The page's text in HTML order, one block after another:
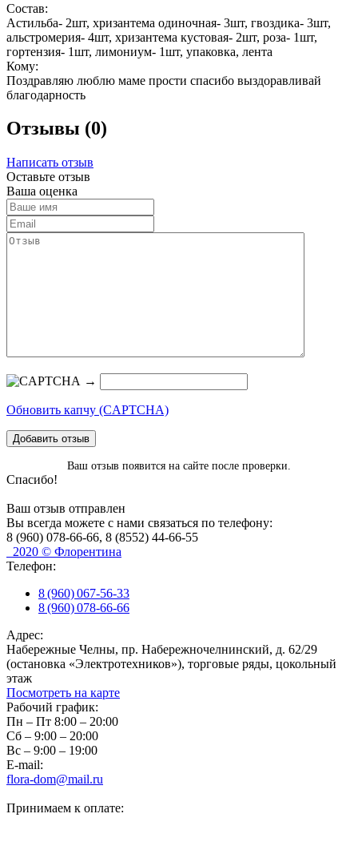
Состав:
Астильба- 2шт, хризантема одиночная- 3шт, гвоздика- 3шт,
альстромерия- 4шт, хризантема кустовая- 2шт, роза- 1шт,
гортензия- 1шт, лимониум- 1шт, упаковка, лента
Кому:
Поздравляю люблю маме прости спасибо выздоравливай
благодарность
Отзывы (0)
Написать отзыв
Оставьте отзыв
Ваша оценка
→
Обновить капчу (CAPTCHA)
Добавить отзыв
Ваш отзыв появится на сайте после проверки.
Спасибо!
Ваш отзыв отправлен
Вы всегда можете с нами связаться по телефону:
8 (960) 078-66-66, 8 (8552) 44-66-55
2020 © Флорентина
Телефон:
8 (960) 067-56-33
8 (960) 078-66-66
Адрес:
Набережные Челны, пр. Набережночелнинский, д. 62/29
(остановка «Электротехников»), торговые ряды, цокольный
этаж
Посмотреть на карте
Рабочий график:
Пн – Пт 8:00 – 20:00
Сб – 9:00 – 20:00
Вс – 9:00 – 19:00
E-mail:
flora-dom@mail.ru
Принимаем к оплате: